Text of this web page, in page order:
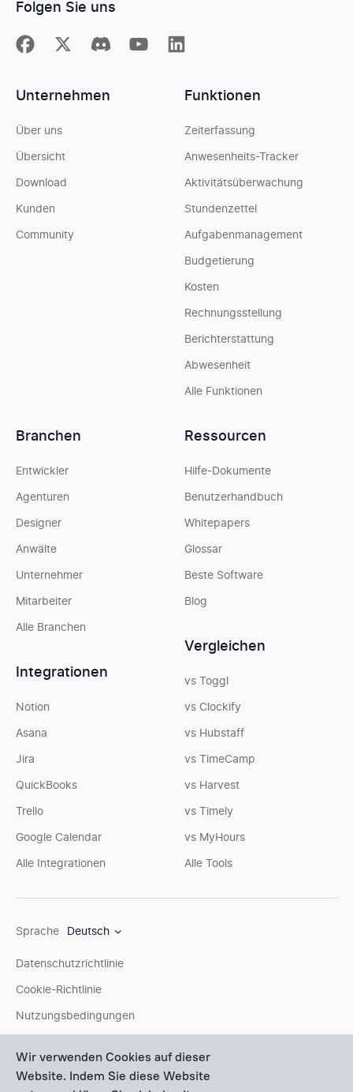
Folgen Sie uns
Funktionen
Zeiterfassung
Anwesenheits-Tracker
Aktivitätsüberwachung
Stundenzettel
Aufgabenmanagement
Budgetierung
Kosten
Rechnungsstellung
Berichterstattung
Abwesenheit
Alle Funktionen
Branchen
Entwickler
Agenturen
Designer
Anwälte
Unternehmer
Mitarbeiter
Alle Branchen
Integrationen
Notion
Asana
Jira
QuickBooks
Trello
Google Calendar
Alle Integrationen
Ressourcen
Hilfe-Dokumente
Benutzerhandbuch
Whitepapers
Glossar
Beste Software
Blog
Vergleichen
vs Toggl
vs Clockify
vs Hubstaff
vs TimeCamp
vs Harvest
vs Timely
vs MyHours
Alle Tools
Unternehmen
Über uns
Übersicht
Download
Kunden
Community
Sprache Deutsch
Datenschutzrichtlinie
Cookie-Richtlinie
Nutzungsbedingungen
Wir verwenden Cookies auf dieser
Website. Indem Sie diese Website